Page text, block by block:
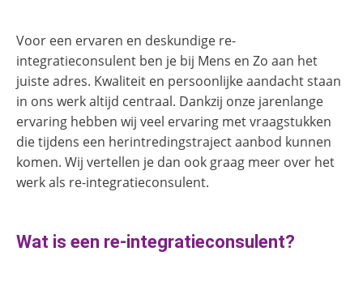
Voor een ervaren en deskundige re-
integratieconsulent ben je bij Mens en Zo aan het
juiste adres. Kwaliteit en persoonlijke aandacht staan
in ons werk altijd centraal. Dankzij onze jarenlange
ervaring hebben wij veel ervaring met vraagstukken
die tijdens een herintredingstraject aanbod kunnen
komen. Wij vertellen je dan ook graag meer over het
werk als re-integratieconsulent.
Wat is een re-integratieconsulent?